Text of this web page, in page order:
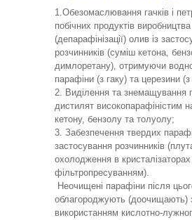
1.Обезомаслювання гачків і
побічних продуктів виробництва
(депарафінізації) олив із
розчинників (суміш кетона,
димлоретану), отримуючи
парафіни (з гаку) та церезини
2. Виділення та знемащування
дистилят високопарафіністим
кетону, бензолу та толуолу;
3. Забезпечення твердих
застосування розчинників
охолодження в кристалізаторах
фільтропресуванням).
Неочищені парафіни після
облагороджують (доочищають)
використанням кислотно-